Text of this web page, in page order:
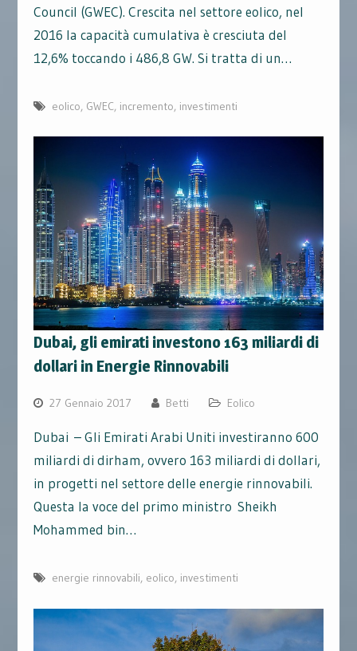
Council (GWEC). Crescita nel settore eolico, nel
2016 la capacità cumulativa è cresciuta del
12,6% toccando i 486,8 GW. Si tratta di un…
eolico, GWEC, incremento, investimenti
Dubai, gli emirati investono 163 miliardi di
dollari in Energie Rinnovabili
27 Gennaio 2017 Betti Eolico
Dubai – Gli Emirati Arabi Uniti investiranno 600
miliardi di dirham, ovvero 163 miliardi di dollari,
in progetti nel settore delle energie rinnovabili.
Questa la voce del primo ministro Sheikh
Mohammed bin…
energie rinnovabili, eolico, investimenti